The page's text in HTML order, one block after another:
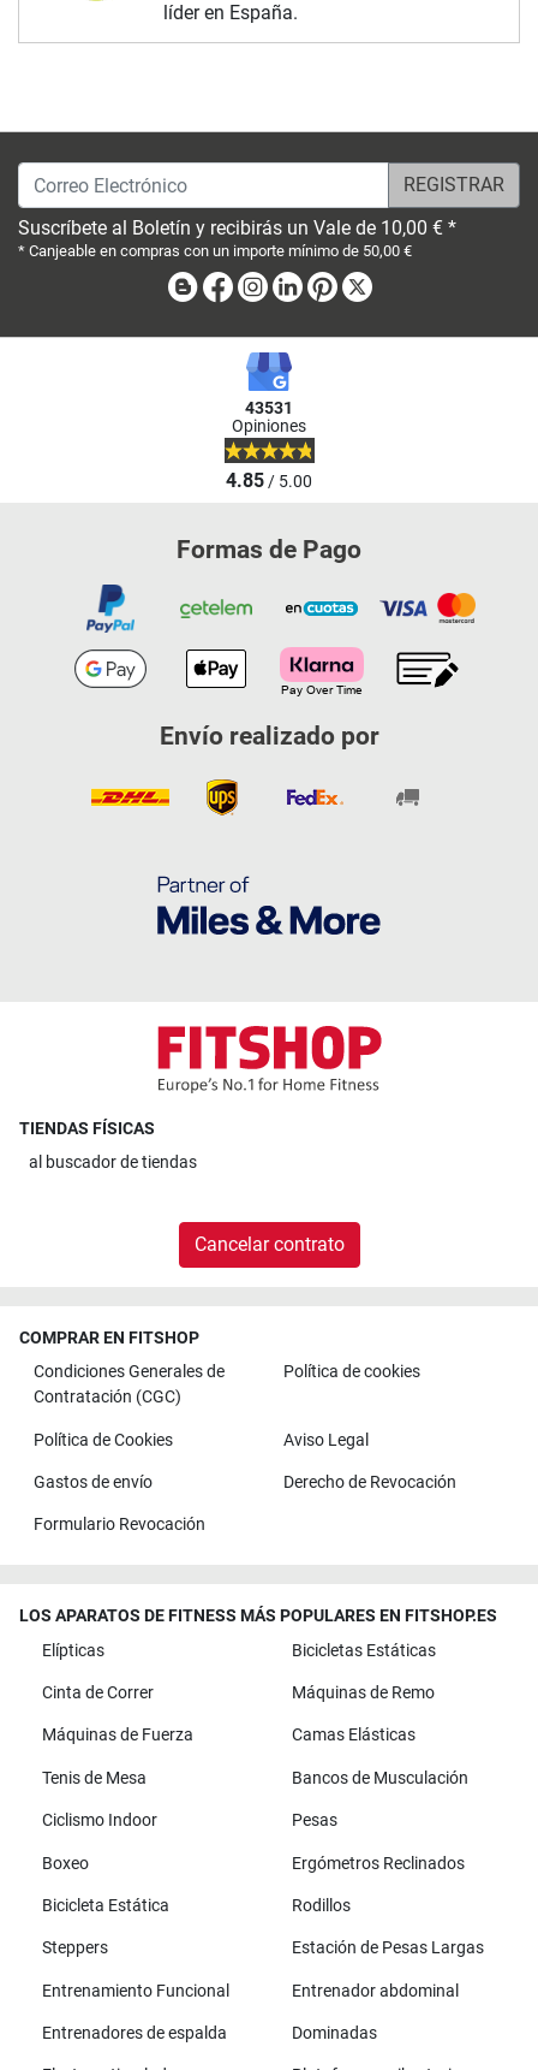
líder en España.
Correo Electrónico
Suscríbete al Boletín y recibirás un Vale de 10,00 € *
* Canjeable en compras con un importe mínimo de 50,00 €
BlogFacebook
Instagram
LinkedinPinterest
43531
Opiniones
4.85/ 5.00
Formas de Pago
Envío realizado por
TIENDAS FÍSICAS
al buscador de tiendas
Cancelar contrato
COMPRAR EN FITSHOP
Condiciones Generales de
Contratación (CGC)
Política de cookies
Política de Cookies Aviso Legal
Gastos de envío Derecho de Revocación
Formulario Revocación
LOS APARATOS DE FITNESS MÁS POPULARES EN FITSHOP.ES
Elípticas
Bicicletas Estáticas
Cinta de Correr Máquinas de Remo
Máquinas de Fuerza Camas Elásticas
Tenis de Mesa Bancos de Musculación
Ciclismo Indoor Pesas
Boxeo Ergómetros Reclinados
Bicicleta Estática Rodillos
Steppers Estación de Pesas Largas
Entrenamiento Funcional Entrenador abdominal
Entrenadores de espalda Dominadas